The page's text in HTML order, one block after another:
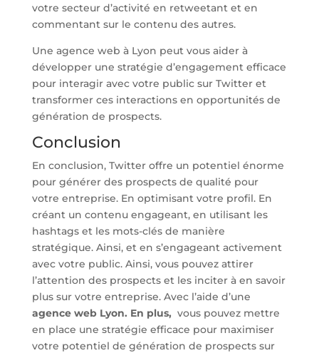
votre secteur d’activité en retweetant et en
commentant sur le contenu des autres.
Une agence web à Lyon peut vous aider à
développer une stratégie d’engagement efficace
pour interagir avec votre public sur Twitter et
transformer ces interactions en opportunités de
génération de prospects.
Conclusion
En conclusion, Twitter offre un potentiel énorme
pour générer des prospects de qualité pour
votre entreprise. En optimisant votre profil. En
créant un contenu engageant, en utilisant les
hashtags et les mots-clés de manière
stratégique. Ainsi, et en s’engageant activement
avec votre public. Ainsi, vous pouvez attirer
l’attention des prospects et les inciter à en savoir
plus sur votre entreprise. Avec l’aide d’une
agence web Lyon. En plus, vous pouvez mettre
en place une stratégie efficace pour maximiser
votre potentiel de génération de prospects sur